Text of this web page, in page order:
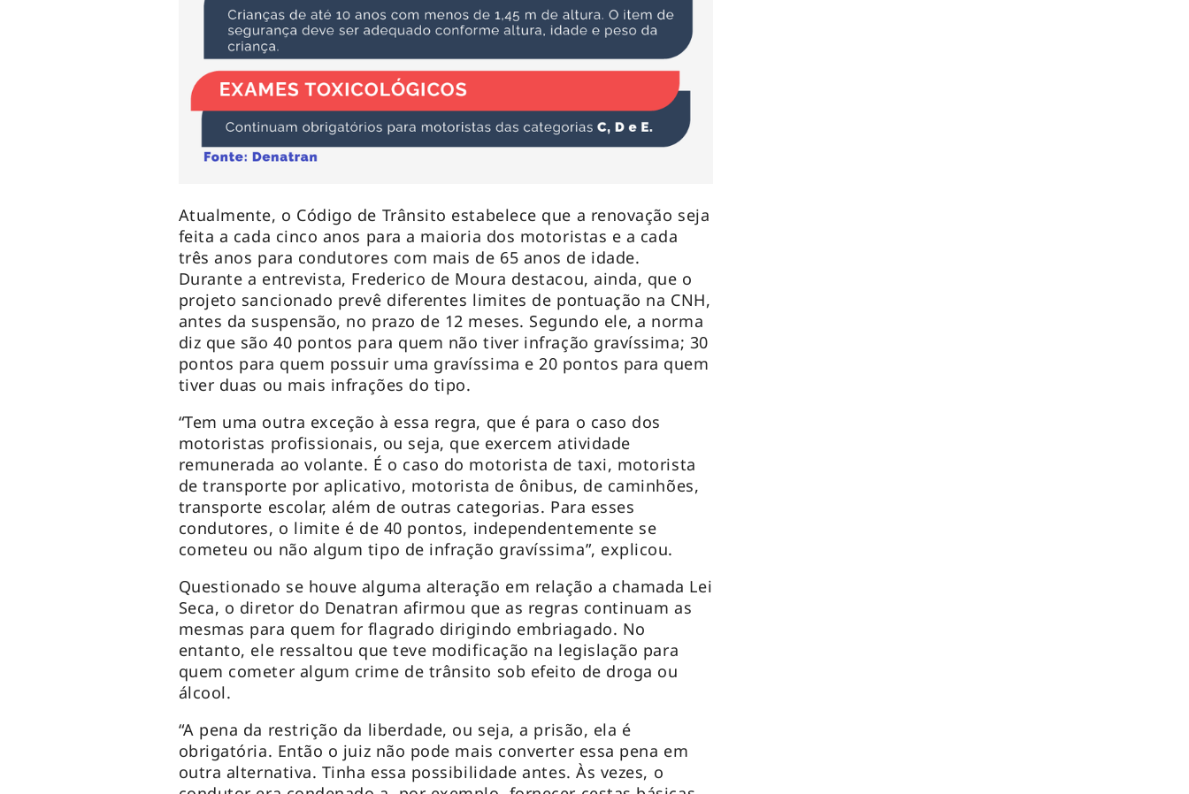
Atualmente, o Código de Trânsito estabelece que a renovação seja
feita a cada cinco anos para a maioria dos motoristas e a cada
três anos para condutores com mais de 65 anos de idade.
Durante a entrevista, Frederico de Moura destacou, ainda, que o
projeto sancionado prevê diferentes limites de pontuação na CNH,
antes da suspensão, no prazo de 12 meses. Segundo ele, a norma
diz que são 40 pontos para quem não tiver infração gravíssima; 30
pontos para quem possuir uma gravíssima e 20 pontos para quem
tiver duas ou mais infrações do tipo.
“Tem uma outra exceção à essa regra, que é para o caso dos
motoristas profissionais, ou seja, que exercem atividade
remunerada ao volante. É o caso do motorista de taxi, motorista
de transporte por aplicativo, motorista de ônibus, de caminhões,
transporte escolar, além de outras categorias. Para esses
condutores, o limite é de 40 pontos, independentemente se
cometeu ou não algum tipo de infração gravíssima”, explicou.
Questionado se houve alguma alteração em relação a chamada Lei
Seca, o diretor do Denatran afirmou que as regras continuam as
mesmas para quem for flagrado dirigindo embriagado. No
entanto, ele ressaltou que teve modificação na legislação para
quem cometer algum crime de trânsito sob efeito de droga ou
álcool.
“A pena da restrição da liberdade, ou seja, a prisão, ela é
obrigatória. Então o juiz não pode mais converter essa pena em
outra alternativa. Tinha essa possibilidade antes. Às vezes, o